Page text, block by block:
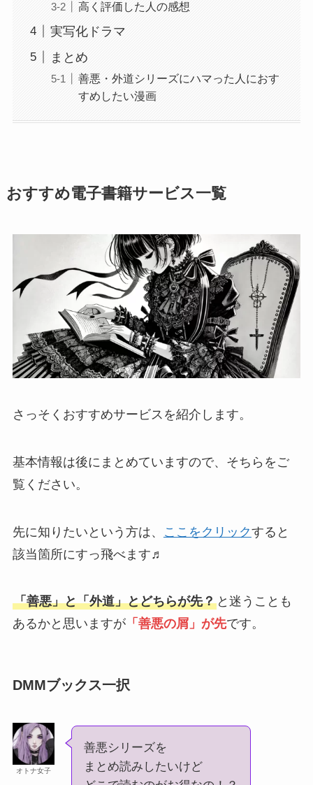
高く評価した人の感想
実写化ドラマ
まとめ
善悪・外道シリーズにハマった人におす
すめしたい漫画
おすすめ電子書籍サービス一覧
さっそくおすすめサービスを紹介します。
基本情報は後にまとめていますので、そちらをご
覧ください。
先に知りたいという方は、 ここをクリックすると
該当箇所にすっ飛べます♬
「善悪」と「外道」とどちらが先？と迷うことも
あるかと思いますが「善悪の屑」が先です。
DMMブックス一択
オトナ女子
善悪シリーズを
まとめ読みしたいけど